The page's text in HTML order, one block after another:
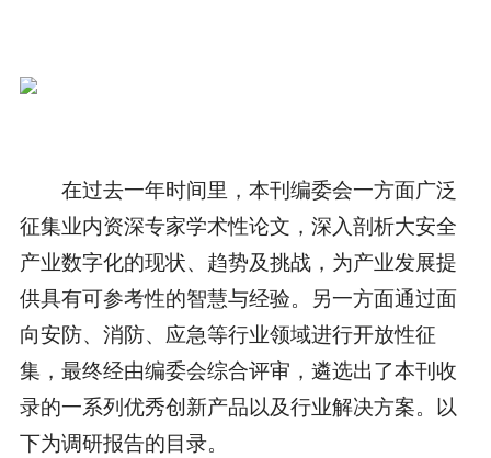
在过去一年时间里，本刊编委会一方面广泛
征集业内资深专家学术性论文，深入剖析大安全
产业数字化的现状、趋势及挑战，为产业发展提
供具有可参考性的智慧与经验。另一方面通过面
向安防、消防、应急等行业领域进行开放性征
集，最终经由编委会综合评审，遴选出了本刊收
录的一系列优秀创新产品以及行业解决方案。以
下为调研报告的目录。